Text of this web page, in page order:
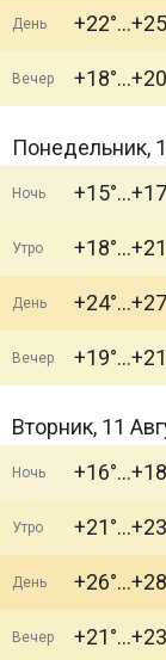
День +22°
Вечер +18°
Понедельник,
Ночь +15°
Утро +18°
День +24°
Вечер +19°
Вторник, 11
Ночь +16°
Утро +21°
День +26°
Вечер +21°